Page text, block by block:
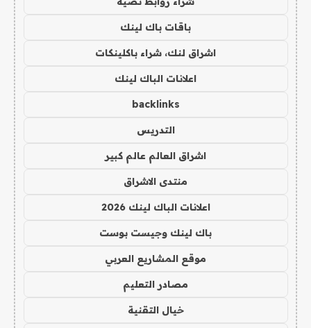
باقات باك لينك
اشراق لنك، شراء باكلينكات
اعلانات الباك لينك
backlinks
التدريس
اشراق العالم عالم كبير
منتدى الاشراق
اعلانات الباك لينك 2026
باك لينك وجيست بوست
موقع المشاريع العربي
مصادر التعليم
خيال التقنية